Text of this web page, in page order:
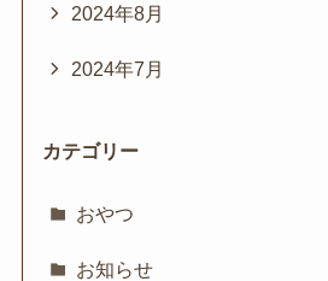
2024年8月
2024年7月
カテゴリー
おやつ
お知らせ